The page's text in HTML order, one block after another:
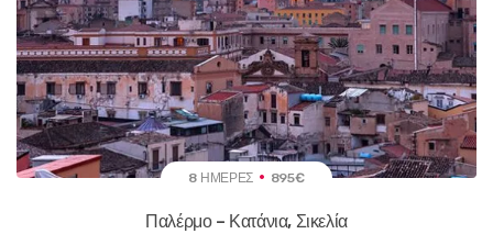
8 ΗΜΈΡΕΣ 895€
Παλέρμο – Κατάνια, Σικελία